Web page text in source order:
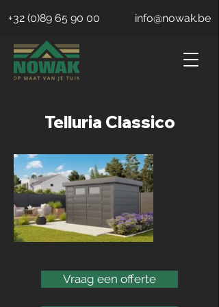
+32 (0)89 65 90 00 info@nowak.be
Telluria Classico
Vraag een offerte